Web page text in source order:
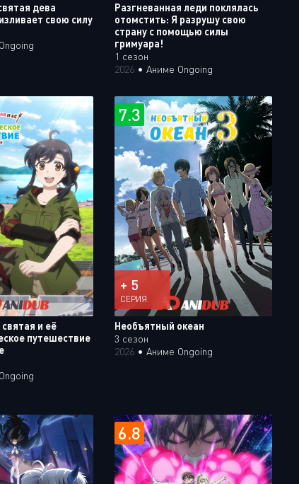
дева
свою силу
Разгневанная леди поклялась
отомстить: Я разрушу свою
страну с помощью силы
гримуара!
1 сезон
2026 •Аниме Ongoing
и её
путешествие
7.3
+ 5
СЕРИЯ
Необъятный океан
3 сезон
2026 •Аниме Ongoing
6.8